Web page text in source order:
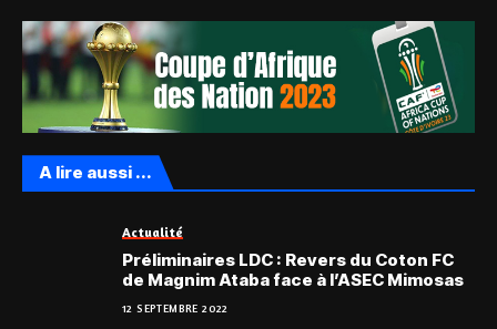
A lire aussi ...
Actualité
Préliminaires LDC : Revers du Coton FC
de Magnim Ataba face à l’ASEC Mimosas
12 SEPTEMBRE 2022